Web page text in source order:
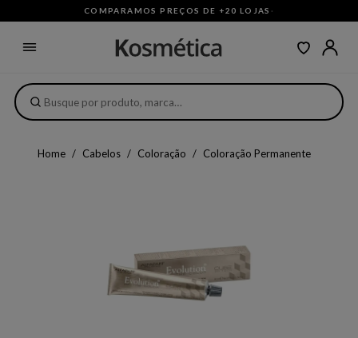
COMPARAMOS PREÇOS DE +20 LOJAS ·
Home Cabelos Coloração Coloração Permanente